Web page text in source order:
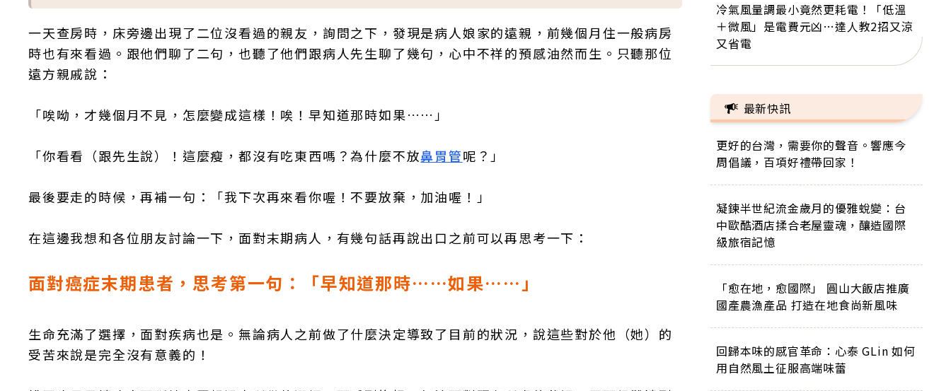
一天查房時，床旁邊出現了二位沒看過的親友，詢問之下，發現是病人娘家的遠親，前幾個月住一般病房
時也有來看過。跟他們聊了二句，也聽了他們跟病人先生聊了幾句，心中不祥的預感油然而生。只聽那位
遠方親戚說：
「唉呦，才幾個月不見，怎麼變成這樣！唉！早知道那時如果……」
「你看看（跟先生說）！這麼瘦，都沒有吃東西嗎？為什麼不放鼻胃管呢？」
最後要走的時候，再補一句：「我下次再來看你喔！不要放棄，加油喔！」
在這邊我想和各位朋友討論一下，面對末期病人，有幾句話再說出口之前可以再思考一下：
面對癌症末期患者，思考第一句：「早知道那時……如果……」
生命充滿了選擇，面對疾病也是。無論病人之前做了什麼決定導致了目前的狀況，說這些對於他（她）的
受苦來說是完全沒有意義的！
冷氣風量調最小竟然更耗電！「低溫
＋微風」是電費元凶…達人教2招又涼
又省電
最新快訊
更好的台灣，需要你的聲音。響應今
周倡議，百項好禮帶回家！
凝鍊半世紀流金歲月的優雅蛻變：台
中歐酷酒店揉合老屋靈魂，釀造國際
級旅宿記憶
「愈在地，愈國際」 圓山大飯店推廣
國產農漁產品 打造在地食尚新風味
回歸本味的感官革命：心泰 GLin 如何
用自然風土征服高端味蕾